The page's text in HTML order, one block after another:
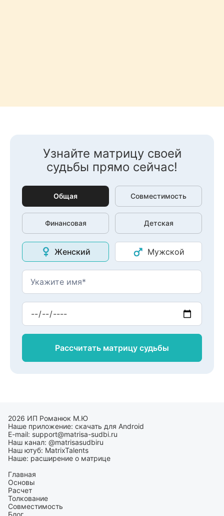
Узнайте матрицу своей
судьбы прямо сейчас!
Общая Совместимость
Финансовая Детская
Женский Мужской
Рассчитать матрицу судьбы
2026 ИП Романюк М.Ю
Наше приложение: скачать для Android
E-mail: support@matrisa-sudbi.ru
Наш канал: @matrisasudbiru
Наш ютуб: MatrixTalents
Наше: расширение о матрице
Главная
Основы
Расчет
Толкование
Совместимость
Блог